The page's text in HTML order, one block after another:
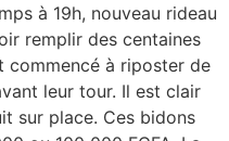
à 19h, nouveau rideau
remplir des centaines
commencé à riposter de
leur tour. Il est clair
sur place. Ces bidons